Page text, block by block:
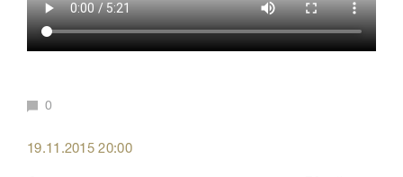
0
19.11.2015 20:00